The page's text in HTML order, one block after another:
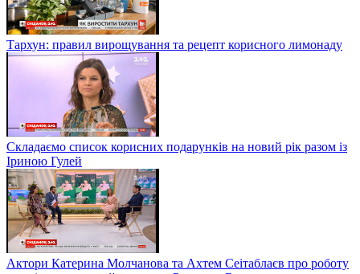
Тархун: правил вирощування та рецепт корисного лимонаду
Складаємо список корисних подарунків на новий рік разом із
Іриною Гулей
Актори Катерина Молчанова та Ахтем Сеітаблаєв про роботу